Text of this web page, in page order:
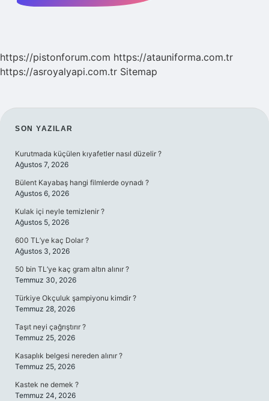
https://pistonforum.com https://atauniforma.com.tr
https://asroyalyapi.com.tr Sitemap
SIDEBAR
SON YAZILAR
Kurutmada küçülen kıyafetler nasıl düzelir ?
Ağustos 7, 2026
Bülent Kayabaş hangi filmlerde oynadı ?
Ağustos 6, 2026
Kulak içi neyle temizlenir ?
Ağustos 5, 2026
600 TL’ye kaç Dolar ?
Ağustos 3, 2026
50 bin TL’ye kaç gram altın alınır ?
Temmuz 30, 2026
Türkiye Okçuluk şampiyonu kimdir ?
Temmuz 28, 2026
Taşıt neyi çağrıştırır ?
Temmuz 25, 2026
Kasaplık belgesi nereden alınır ?
Temmuz 25, 2026
Kastek ne demek ?
Temmuz 24, 2026